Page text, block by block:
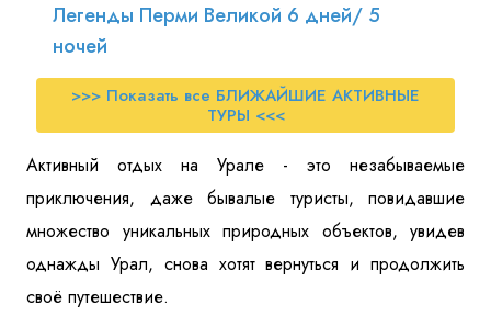
Легенды Перми Великой 6 дней/ 5
ночей
>>> Показать все БЛИЖАЙШИЕ АКТИВНЫЕ
ТУРЫ <<<
Активный отдых на Урале - это незабываемые
приключения, даже бывалые туристы, повидавшие
множество уникальных природных объектов, увидев
однажды Урал, снова хотят вернуться и продолжить
своё путешествие.